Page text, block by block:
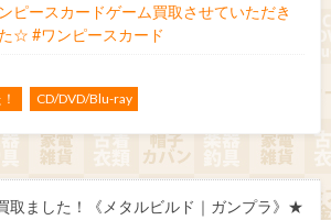
ピースカードゲーム買取させていただき
☆ #ワンピースカード
CD/DVD/Blu-ray
ました！《メタルビルド｜ガンプラ》★